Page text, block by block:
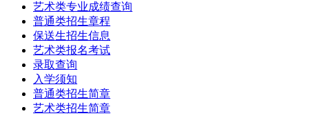
艺术类专业成绩查询
普通类招生章程
保送生招生信息
艺术类报名考试
录取查询
入学须知
普通类招生简章
艺术类招生简章